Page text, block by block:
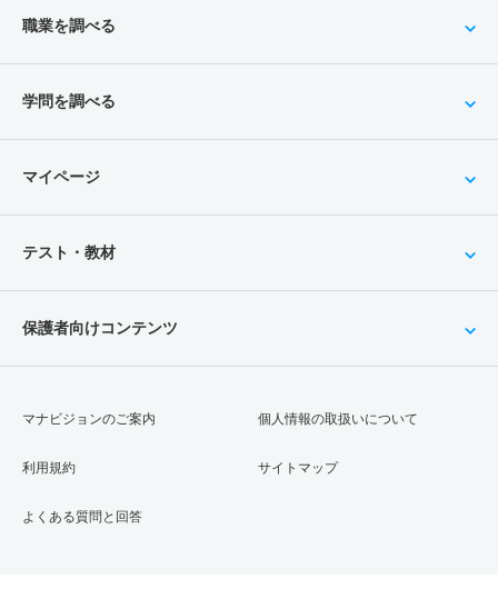
職業を調べる
学問を調べる
マイページ
テスト・教材
保護者向けコンテンツ
マナビジョンのご案内
利用規約
よくある質問と回答
個人情報の取扱いについて
サイトマップ